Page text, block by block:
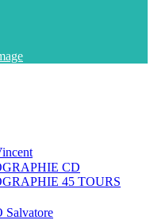
CD
45 TOURS